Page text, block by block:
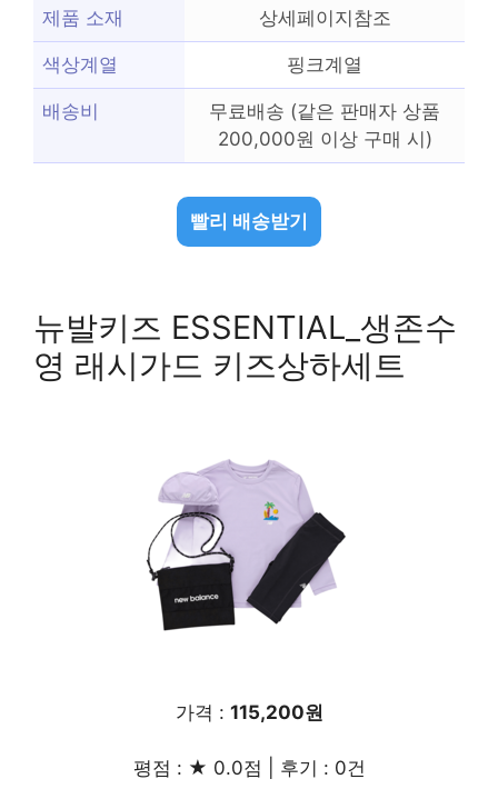
제품 소재 상세페이지참조
색상계열 핑크계열
배송비
무료배송 (같은 판매자 상품
200,000원 이상 구매 시)
빨리 배송받기
뉴발키즈 ESSENTIAL_생존수
영 래시가드 키즈상하세트
가격 : 115,200원
평점 : ★ 0.0점 | 후기 : 0건